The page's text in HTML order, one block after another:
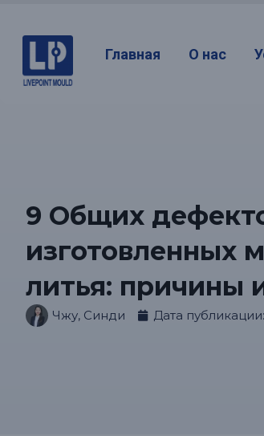
Главная О нас
9 Общих
изготовленных
литья: причины
Чжу, Синди Дата публикации: